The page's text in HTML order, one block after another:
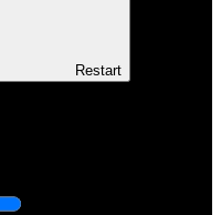
Restart
00:00